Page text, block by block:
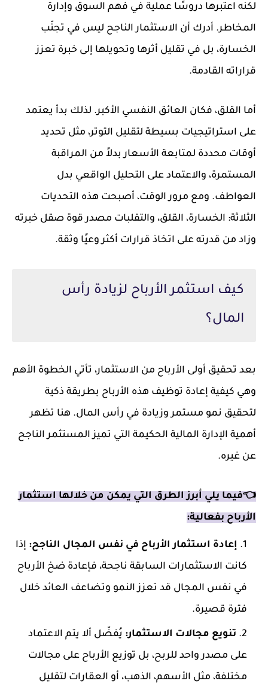
لكنه اعتبرها دروسًا عملية في فهم السوق وإدارة
المخاطر. أدرك أن الاستثمار الناجح ليس في تجنّب
الخسارة، بل في تقليل أثرها وتحويلها إلى خبرة تعزز
قراراته القادمة.
أما القلق، فكان العائق النفسي الأكبر. لذلك بدأ يعتمد
على استراتيجيات بسيطة لتقليل التوتر، مثل تحديد
أوقات محددة لمتابعة الأسعار بدلاً من المراقبة
المستمرة، والاعتماد على التحليل الواقعي بدل
العواطف. ومع مرور الوقت، أصبحت هذه التحديات
الثلاثة: الخسارة، القلق، والتقلبات مصدر قوة صقل خبرته
وزاد من قدرته على اتخاذ قرارات أكثر وعيًا وثقة.
كيف استثمر الأرباح لزيادة رأس
المال؟
بعد تحقيق أولى الأرباح من الاستثمار، تأتي الخطوة الأهم
وهي كيفية إعادة توظيف هذه الأرباح بطريقة ذكية
لتحقيق نمو مستمر وزيادة في رأس المال. هنا تظهر
أهمية الإدارة المالية الحكيمة التي تميز المستثمر الناجح
عن غيره.
👈فيما يلي أبرز الطرق التي يمكن من خلالها استثمار
الأرباح بفعالية:
إعادة استثمار الأرباح في نفس المجال الناجح: إذا
كانت الاستثمارات السابقة ناجحة، فإعادة ضخ الأرباح
في نفس المجال قد تعزز النمو وتضاعف العائد خلال
فترة قصيرة.
تنويع مجالات الاستثمار: يُفضّل ألا يتم الاعتماد
على مصدر واحد للربح، بل توزيع الأرباح على مجالات
مختلفة، مثل الأسهم، الذهب، أو العقارات لتقليل